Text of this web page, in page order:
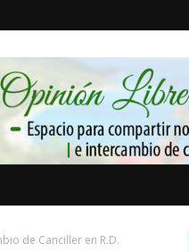
de Canciller en R.D.